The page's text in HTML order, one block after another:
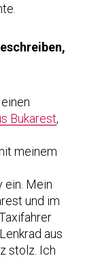
Bukarest,
meinem
ein. Mein
und im
aus
stolz. Ich